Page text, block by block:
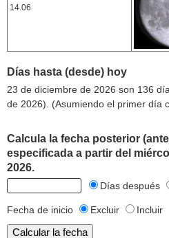
14.06
Días hasta (desde) hoy
23 de diciembre de 2026 son 136
de 2026). (Asumiendo el primer día
Calcula la fecha posterior
especificada a partir del
2026.
Días después
Fecha de inicio Excluir Incluir